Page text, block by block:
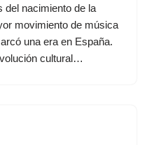
del nacimiento de la
movimiento de música
una era en España.
cultural…